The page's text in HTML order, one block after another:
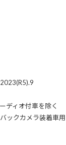
ィオ付車を除く
クカメラ装着車用